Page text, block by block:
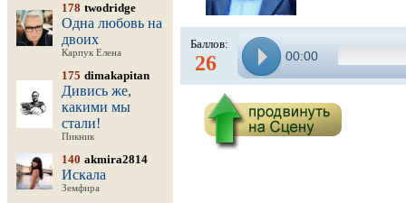
178 twodridge
Одна любовь на
двоих
Карпук Елена
175 dimakapitan
Дивись же,
какими мы
стали!
Пикник
140 akmira2814
Искала
Земфира
Баллов:
26 00:00